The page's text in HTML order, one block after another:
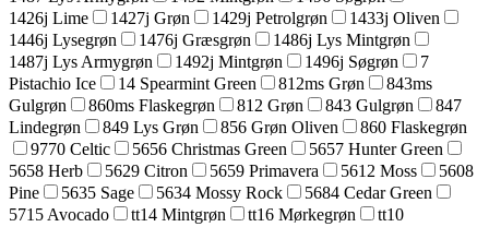
1426j Lime
1427j Grøn 1429j Petrolgrøn
1433j Oliven
1446j Lysegrøn
1476j Græsgrøn
1486j Lys Mintgrøn
1487j Lys Armygrøn
1492j Mintgrøn 1496j Søgrøn
7
Pistachio Ice
14 Spearmint Green 812ms Grøn
843ms
Gulgrøn
860ms Flaskegrøn 812 Grøn 843 Gulgrøn
847
Lindegrøn
849 Lys Grøn 856 Grøn Oliven
860 Flaskegrøn
9770 Celtic
5656 Christmas Green
5657 Hunter Green
5658 Herb
5629 Citron 5659 Primavera 5612 Moss
5608
Pine
5635 Sage 5634 Mossy Rock
5684 Cedar Green
5715 Avocado
tt14 Mintgrøn tt16 Mørkegrøn
tt10